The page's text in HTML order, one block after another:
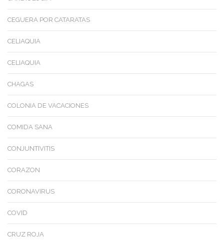
CEGUERA POR CATARATAS
CELIAQUIA
CELIAQUIA
CHAGAS
COLONIA DE VACACIONES
COMIDA SANA
CONJUNTIVITIS
CORAZON
CORONAVIRUS
COVID
CRUZ ROJA